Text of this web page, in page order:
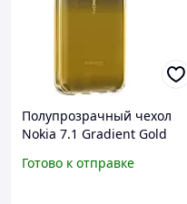
Полупрозрачный чехол
Nokia 7.1 Gradient Gold
Готово к отправке